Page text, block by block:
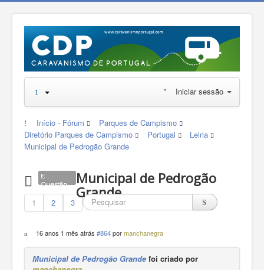
Iniciar sessão
Início - Fórum
Parques de Campismo
Diretório Parques de Campismo
Portugal
Leiria
Municipal de Pedrogão Grande
Questão
Municipal de Pedrogão
Grande
1 2 3
16 anos 1 mês atrás #864 pormanchanegra
Municipal de Pedrogão Grande foi criado por